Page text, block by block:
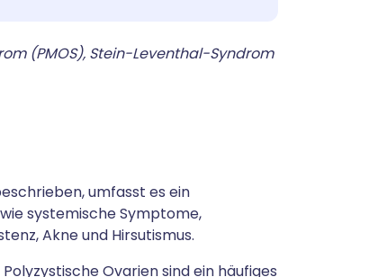
(PMOS), Stein-Leventhal-Syndrom
umfasst es ein
systemische Symptome,
Akne und Hirsutismus.
Ovarien sind ein häufiges